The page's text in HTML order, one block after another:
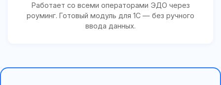
Работает со всеми операторами ЭДО через
роуминг. Готовый модуль для 1С — без ручного
ввода данных.